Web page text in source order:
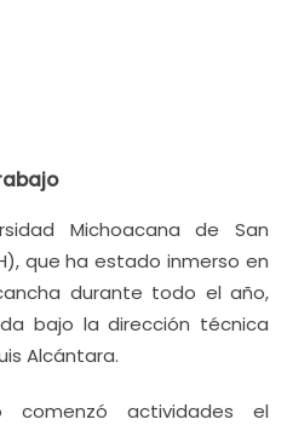
Michoacana de San
que ha estado inmerso en
durante todo el año,
bajo la dirección técnica
Alcántara.
comenzó actividades el